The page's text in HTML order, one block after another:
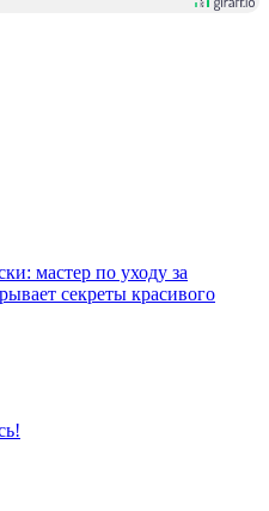
мастер по уходу за
секреты красивого